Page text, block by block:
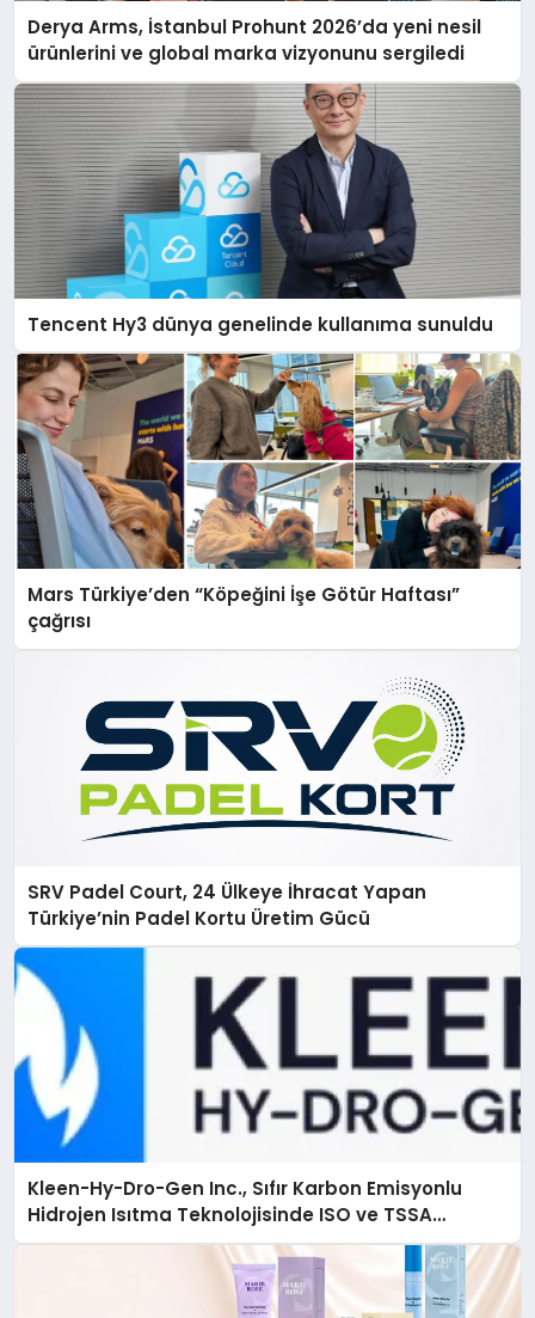
Derya Arms, İstanbul Prohunt 2026’da yeni nesil
ürünlerini ve global marka vizyonunu sergiledi
Tencent Hy3 dünya genelinde kullanıma sunuldu
Mars Türkiye’den “Köpeğini İşe Götür Haftası”
çağrısı
SRV Padel Court, 24 Ülkeye İhracat Yapan
Türkiye’nin Padel Kortu Üretim Gücü
Kleen-Hy-Dro-Gen Inc., Sıfır Karbon Emisyonlu
Hidrojen Isıtma Teknolojisinde ISO ve TSSA
Düzenleyici Onaylarını Aldı